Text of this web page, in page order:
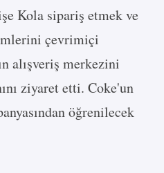
Kola sipariş etmek ve
çevrimiçi
alışveriş merkezini
ziyaret etti. Coke'un
öğrenilecek